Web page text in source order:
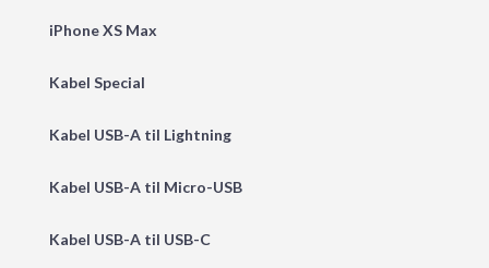
iPhone XS Max
Kabel Special
Kabel USB-A til Lightning
Kabel USB-A til Micro-USB
Kabel USB-A til USB-C